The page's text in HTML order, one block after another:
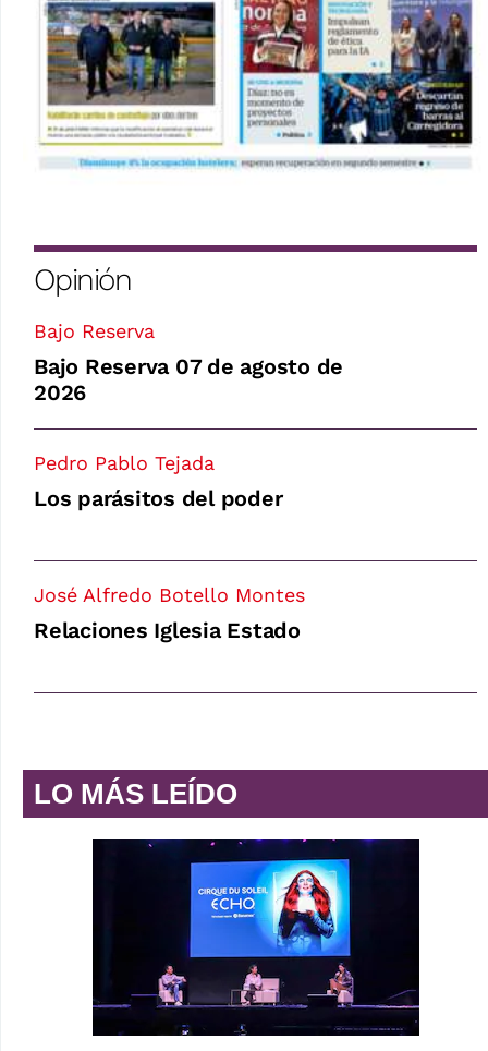
Opinión
Bajo Reserva
Bajo Reserva 07 de agosto de
2026
Pedro Pablo Tejada
Los parásitos del poder
José Alfredo Botello Montes
Relaciones Iglesia Estado
LO MÁS LEÍDO